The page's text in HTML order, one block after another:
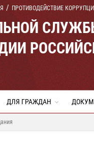
ПРОТИВОДЕЙСТВИЕ
ДЛЯ ГРАЖДАН